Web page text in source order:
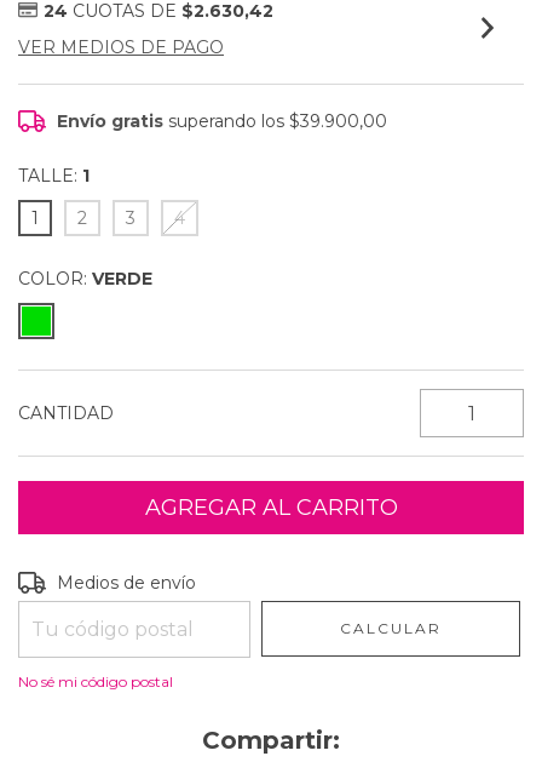
24 CUOTAS DE $2.630,42
VER MEDIOS DE PAGO
Envío gratis superando los$39.900,00
TALLE: 1
1
2 3 4
COLOR: VERDE
CANTIDAD
Entregas para el CP:
Medios de envío
CALCULAR
No sé mi código postal
Compartir: